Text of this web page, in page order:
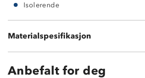
Isolerende
Materialspesifikasjon
55 % ull og 45 % akryl.
Anbefalt for deg